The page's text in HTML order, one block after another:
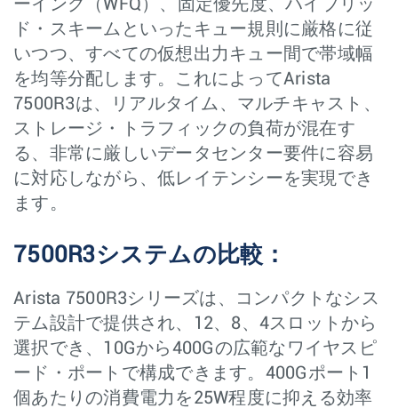
ーイング（WFQ）、固定優先度、ハイブリッ
ド・スキームといったキュー規則に厳格に従
いつつ、すべての仮想出力キュー間で帯域幅
を均等分配します。これによってArista
7500R3は、リアルタイム、マルチキャスト、
ストレージ・トラフィックの負荷が混在す
る、非常に厳しいデータセンター要件に容易
に対応しながら、低レイテンシーを実現でき
ます。
7500R3システムの比較：
Arista 7500R3シリーズは、コンパクトなシス
テム設計で提供され、12、8、4スロットから
選択でき、10Gから400Gの広範なワイヤスピ
ード・ポートで構成できます。400Gポート1
個あたりの消費電力を25W程度に抑える効率